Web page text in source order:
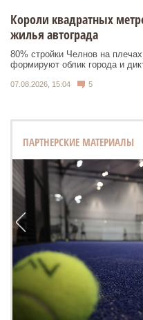
Короли квадратных
жилья автограда
80% стройки Челнов на
формируют облик города и
07.08.2026, 15:04 5
ПАРТНЕРСКИЕ МАТЕРИАЛЫ